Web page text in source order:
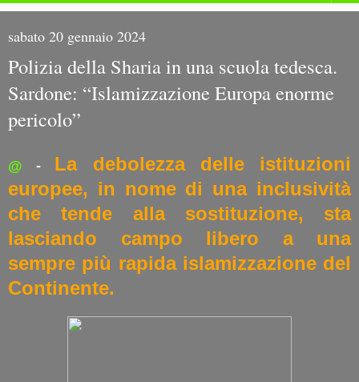
sabato 20 gennaio 2024
Polizia della Sharia in una scuola tedesca.
Sardone: “Islamizzazione Europa enorme
pericolo”
@ - La debolezza delle istituzioni
europee, in nome di una inclusività
che tende alla sostituzione, sta
lasciando campo libero a una
sempre più rapida islamizzazione del
Continente.